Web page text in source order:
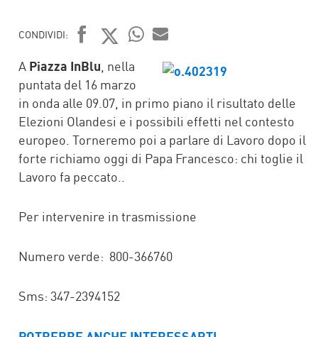
CONDIVIDI:
FACEBOOK
TWITTER
WHATSAPP
MAIL
A Piazza InBlu , nella
puntata del 16 marzo
in onda alle 09.07, in primo piano il risultato delle
Elezioni Olandesi e i possibili effetti nel contesto
europeo. Torneremo poi a parlare di Lavoro dopo il
forte richiamo oggi di Papa Francesco: chi toglie il
Lavoro fa peccato..
Per intervenire in trasmissione
Numero verde: 800-366760
Sms: 347-2394152